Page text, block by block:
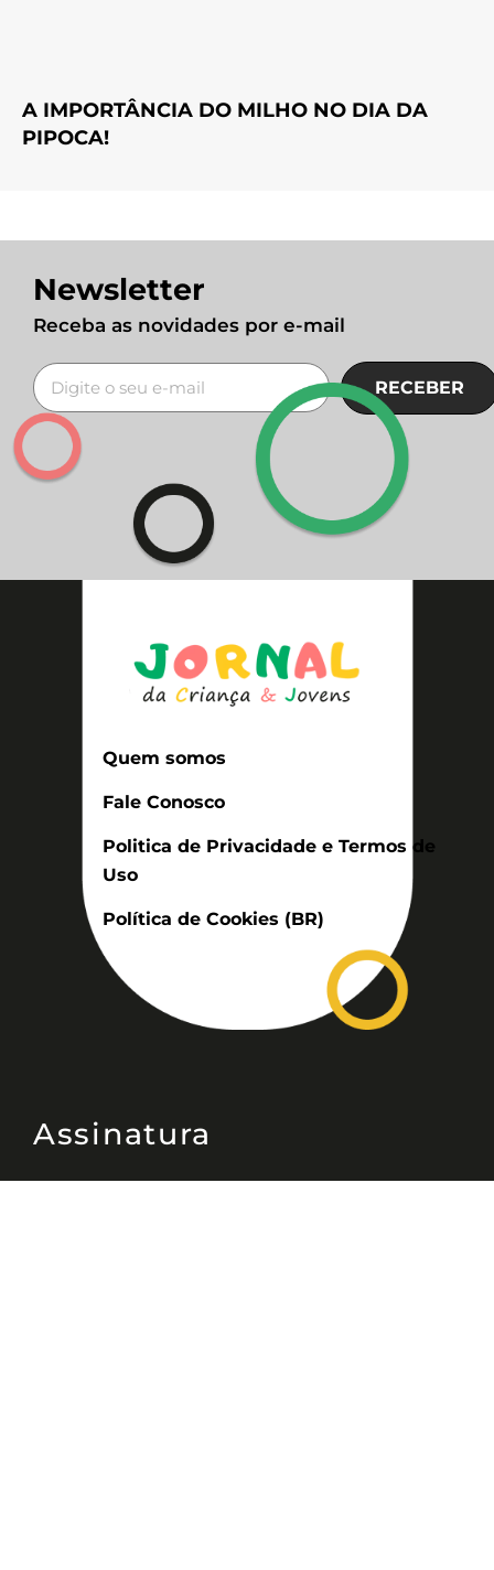
A IMPORTÂNCIA DO MILHO NO DIA DA
PIPOCA!
Newsletter
Receba as novidades por e-mail
RECEBER
Quem somos
Fale Conosco
Politica de Privacidade e Termos de
Uso
Política de Cookies (BR)
Assinatura